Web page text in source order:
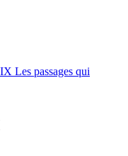
Les passages qui